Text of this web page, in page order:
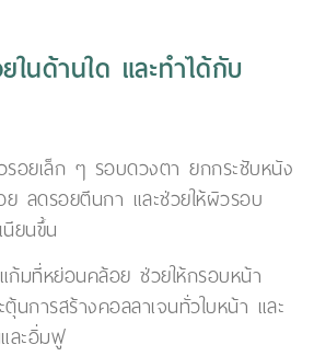
ในด้านใด และทำได้กับ
รอยเล็ก ๆ รอบดวงตา ยกกระชับหนัง
ลดรอยตีนกา และช่วยให้ผิวรอบ
ยนขึ้น
ก้มที่หย่อนคล้อย ช่วยให้กรอบหน้า
นการสร้างคอลลาเจนทั่วใบหน้า และ
ละอิ่มฟู